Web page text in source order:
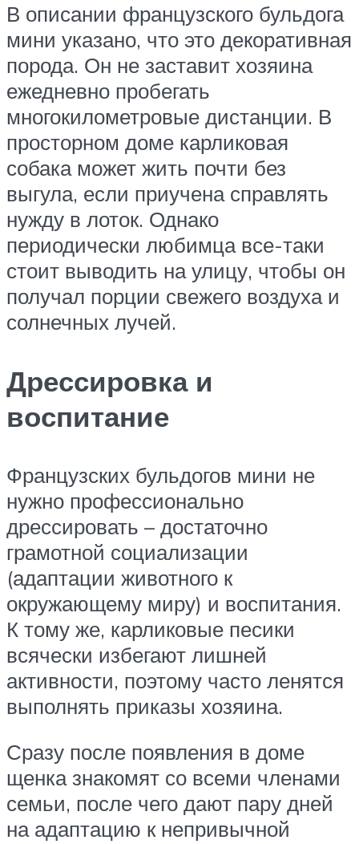
В описании французского бульдога
мини указано, что это декоративная
порода. Он не заставит хозяина
ежедневно пробегать
многокилометровые дистанции. В
просторном доме карликовая
собака может жить почти без
выгула, если приучена справлять
нужду в лоток. Однако
периодически любимца все-таки
стоит выводить на улицу, чтобы он
получал порции свежего воздуха и
солнечных лучей.
Дрессировка и
воспитание
Французских бульдогов мини не
нужно профессионально
дрессировать – достаточно
грамотной социализации
(адаптации животного к
окружающему миру) и воспитания.
К тому же, карликовые песики
всячески избегают лишней
активности, поэтому часто ленятся
выполнять приказы хозяина.
Сразу после появления в доме
щенка знакомят со всеми членами
семьи, после чего дают пару дней
на адаптацию к непривычной